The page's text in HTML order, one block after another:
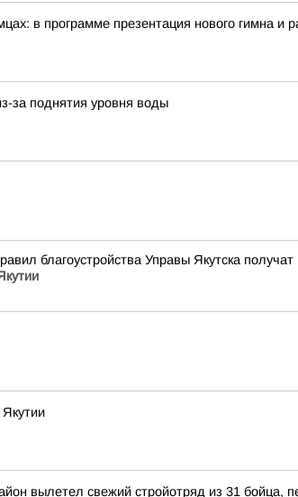
в программе презентация нового гимна и
за поднятия уровня воды
благоустройства Управы Якутска
вылетел свежий стройотряд из 31 бойца,